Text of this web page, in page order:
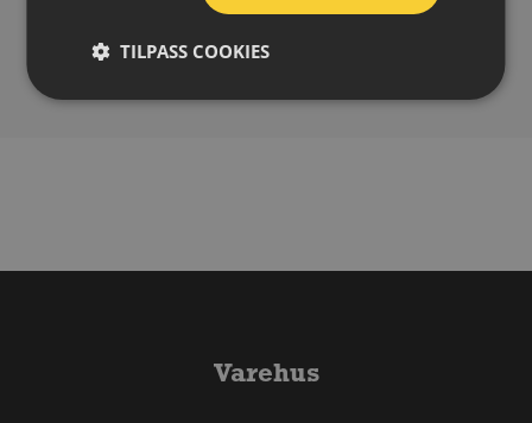
Bruksområde:Ute/inne
Varehus
TILPASS COOKIES